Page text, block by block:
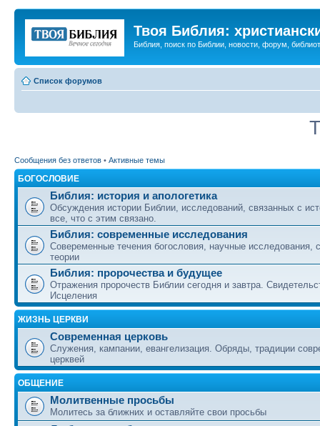
Твоя Библия:
Библия, поиск по Библии, новости, форум,
Список форумов
Сообщения без ответов • Активные темы
БОГОСЛОВИЕ
Библия: история и апологетика
Обсуждения истории Библии, исследований, связанных с
все, что с этим связано.
Библия: современные исследования
Совеременные течения богословия, научные исследования,
теории
Библия: пророчества и будущее
Отражения пророчеств Библии сегодня и завтра.
Исцеления
ЖИЗНЬ ЦЕРКВИ
Современная церковь
Служения, кампании, евангелизация. Обряды, традиции
церквей
ОБЩЕНИЕ
Молитвенные просьбы
Молитесь за ближних и оставляйте свои просьбы